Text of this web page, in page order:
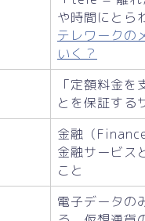
や時間にとら
テレワークの
いく？
「定額料金
とを保証する
金融（
金融サービス
こと
電子データの